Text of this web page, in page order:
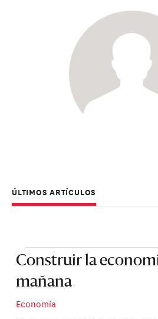
ÚLTIMOS ARTÍCULOS
Construir la
mañana
Economía